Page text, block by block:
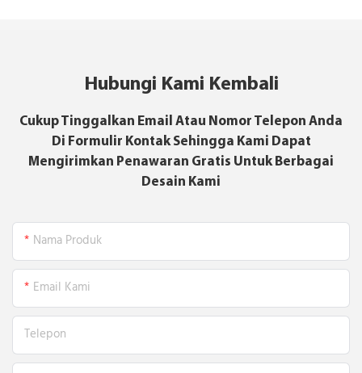
Hubungi Kami Kembali
Cukup Tinggalkan Email Atau Nomor Telepon Anda
Di Formulir Kontak Sehingga Kami Dapat
Mengirimkan Penawaran Gratis Untuk Berbagai
Desain Kami
Nama Produk
Email Kami
Telepon